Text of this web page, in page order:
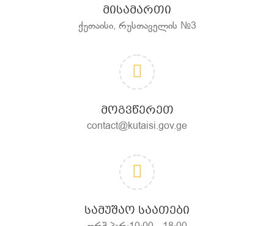
ᲛᲘᲡᲐᲛᲐᲠᲗᲘ
ქუთაისი, რუსთაველის №3
ᲛᲝᲒᲕᲬᲔᲠᲔᲗ
contact@kutaisi.gov.ge
ᲡᲐᲛᲣᲨᲐᲝ ᲡᲐᲐᲗᲔᲑᲘ